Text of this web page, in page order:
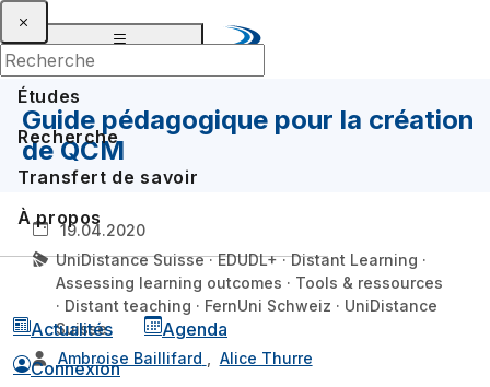
Études
Recherche
Transfert de savoir
À propos
Actualités
Agenda
Connexion
Guide pédagogique pour la création
de QCM
19.04.2020
UniDistance Suisse · EDUDL+ · Distant Learning ·
Assessing learning outcomes · Tools & ressources
· Distant teaching · FernUni Schweiz · UniDistance
Suisse
Ambroise Baillifard
Alice Thurre